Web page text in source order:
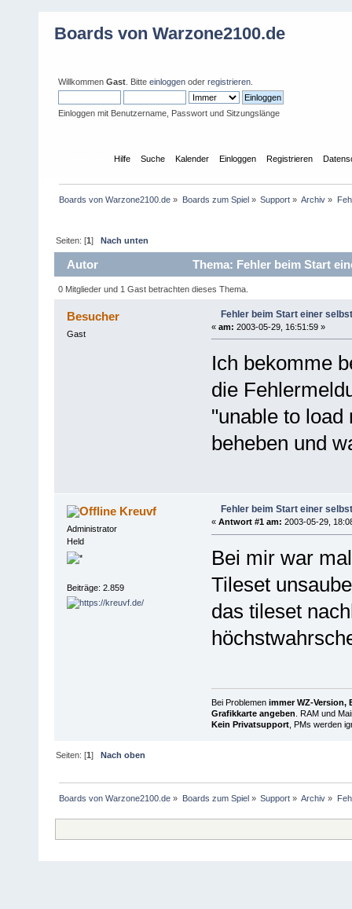
Boards von Warzone2100.de
Willkommen Gast . Bitte einloggen oder registrieren
Einloggen mit Benutzername, Passwort und Sitzungslänge
Hilfe Suche Kalender Einloggen Registrieren
Boards von Warzone2100.de » Boards zum Spiel» Support» Archiv »
Seiten: [1]Nach unten
Autor Thema: Fehler beim Start
0 Mitglieder und 1 Gast betrachten dieses Thema.
Besucher
Gast
Fehler beim Start einer
« am: 2003-05-29, 16:51:59 »
Ich bekomme
die
"unable to
beheben und
Kreuvf
Administrator
Held
Beiträge: 2.859
Fehler beim Start einer
« Antwort #1 am: 2003-05-29,
Bei mir war
Tileset
das tileset
Bei Problemen immer WZ-Version,
Grafikkarte angeben. RAM und
Kein Privatsupport, PMs werden
Seiten: [1] Nach oben
Boards von Warzone2100.de » Boards zum Spiel » Support» Archiv »